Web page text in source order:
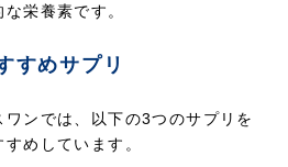
栄養素です。
すめサプリ
ンでは、以下の3つのサプリを
めしています。